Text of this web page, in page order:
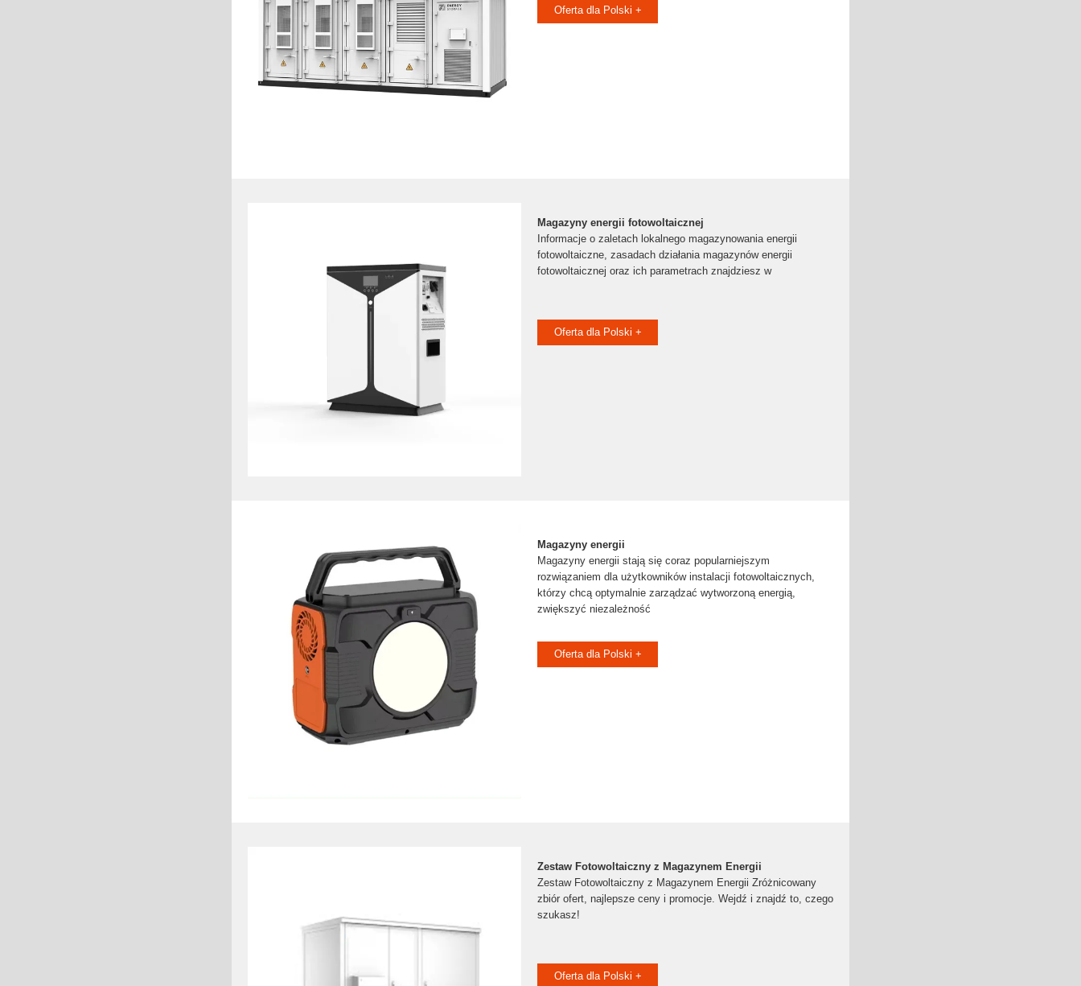
Oferta dla Polski +
Magazyny energii fotowoltaicznej
Informacje o zaletach lokalnego magazynowania energii
fotowoltaiczne, zasadach działania magazynów energii
fotowoltaicznej oraz ich parametrach znajdziesz w
Oferta dla Polski +
Magazyny energii
Magazyny energii stają się coraz popularniejszym
rozwiązaniem dla użytkowników instalacji fotowoltaicznych,
którzy chcą optymalnie zarządzać wytworzoną energią,
zwiększyć niezależność
Oferta dla Polski +
Zestaw Fotowoltaiczny z Magazynem Energii
Zestaw Fotowoltaiczny z Magazynem Energii Zróżnicowany
zbiór ofert, najlepsze ceny i promocje. Wejdź i znajdź to, czego
szukasz!
Oferta dla Polski +